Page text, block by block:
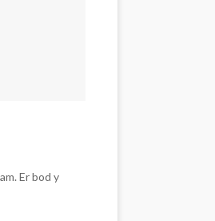
Er bod y